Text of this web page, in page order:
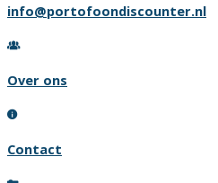
info@portofoondiscounter.nl
Over ons
Contact